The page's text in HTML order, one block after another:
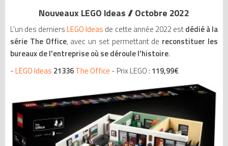
Nouveaux LEGO Ideas // Octobre 2022
L'un des derniersLEGO Ideas de cette année 2022 estdédié à la
série The Office, avec un set permettant de reconstituer les
bureaux de l'entreprise où se déroule l'histoire.
-LEGO Ideas 21336The Office - Prix LEGO : 119,99€